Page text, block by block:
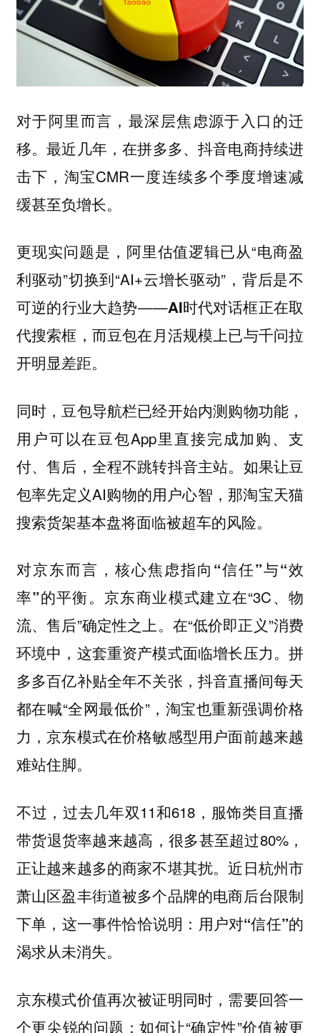
对于阿里而言，最深层焦虑源于入口的迁
移。最近几年，在拼多多、抖音电商持续进
击下，淘宝CMR一度连续多个季度增速减
缓甚至负增长。
更现实问题是，阿里估值逻辑已从“电商盈
利驱动”切换到“AI+云增长驱动”，背后是不
可逆的行业大趋势——AI时代对话框正在取
代搜索框 ，而豆包在月活规模上已与千问拉
开明显差距。
同时，豆包导航栏已经开始内测购物功能，
用户可以在豆包App里直接完成加购、支
付、售后，全程不跳转抖音主站。如果让豆
包率先定义AI购物的用户心智，那淘宝天猫
搜索货架基本盘将面临被超车的风险。
对京东而言，核心焦虑指向“信任”与“效
率”的平衡。 京东商业模式建立在“3C、物
流、售后”确定性之上。在“低价即正义”消费
环境中，这套重资产模式面临增长压力。拼
多多百亿补贴全年不关张，抖音直播间每天
都在喊“全网最低价”，淘宝也重新强调价格
力，京东模式在价格敏感型用户面前越来越
难站住脚。
不过，过去几年双11和618，服饰类目直播
带货退货率越来越高，很多甚至超过80%，
正让越来越多的商家不堪其扰。近日杭州市
萧山区盈丰街道被多个品牌的电商后台限制
下单，这一事件恰恰说明： 用户对“信任”的
渴求从未消失。
京东模式价值再次被证明同时，需要回答一
个更尖锐的问题：如何让“确定性”价值被更